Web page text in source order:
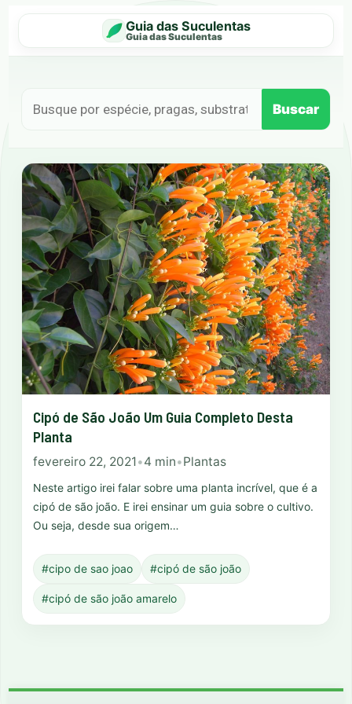
Guia das Suculentas
Guia das Suculentas
Buscar
Cipó de São João Um Guia Completo Desta
Planta
fevereiro 22, 2021•4 min•Plantas
Neste artigo irei falar sobre uma planta incrível, que é a
cipó de são joão. E irei ensinar um guia sobre o cultivo.
Ou seja, desde sua origem…
#cipo de sao joao #cipó de são joão
#cipó de são joão amarelo